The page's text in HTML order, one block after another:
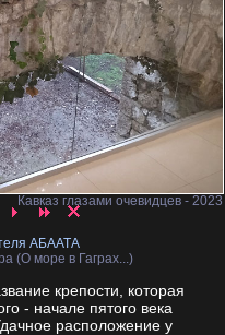
Кавказ глазами очевидцев - 2023
АБААТА
(О море в Гаграх...)
крепости, которая
- начале пятого века
расположение у